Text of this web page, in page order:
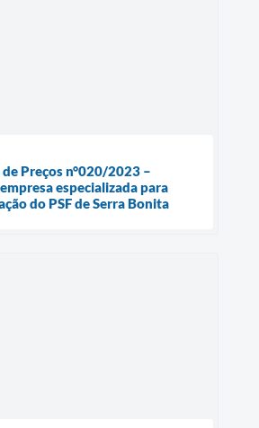
Preços n°020/2023 –
especializada para
do PSF de Serra Bonita